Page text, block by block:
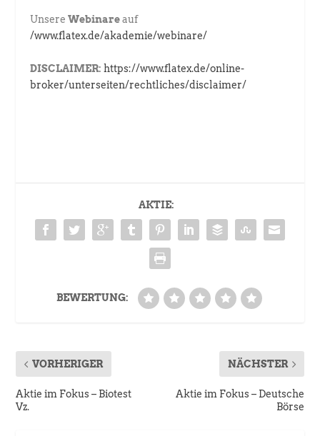
UnsereWebinareauf
/www.flatex.de/akademie/webinare/
DISCLAIMER: https://www.flatex.de/online-
broker/unterseiten/rechtliches/disclaimer/
AKTIE:
BEWERTUNG:
VORHERIGER
Aktie im Fokus – Biotest
Vz.
NÄCHSTER
Aktie im Fokus – Deutsche
Börse